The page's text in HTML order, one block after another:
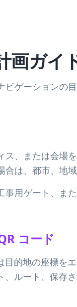
画ガイ
ゲーションの
、または会場
は、都市、地
用ゲート、ま
コード
的地の座標を
ルート、保存